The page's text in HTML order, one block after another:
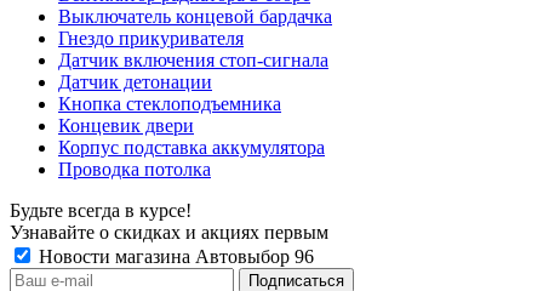
Выключатель концевой бардачка
Гнездо прикуривателя
Датчик включения стоп-сигнала
Датчик детонации
Кнопка стеклоподъемника
Концевик двери
Корпус подставка аккумулятора
Проводка потолка
Будьте всегда в курсе!
Узнавайте о скидках и акциях первым
Новости магазина Автовыбор 96